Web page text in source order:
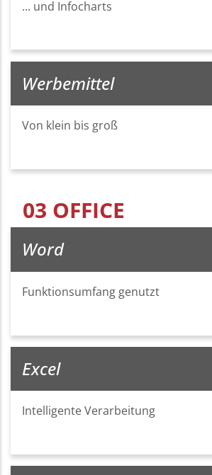
... und Infocharts
Werbemittel
Von klein bis groß
03 OFFICE
Word
Funktionsumfang genutzt
Excel
Intelligente Verarbeitung